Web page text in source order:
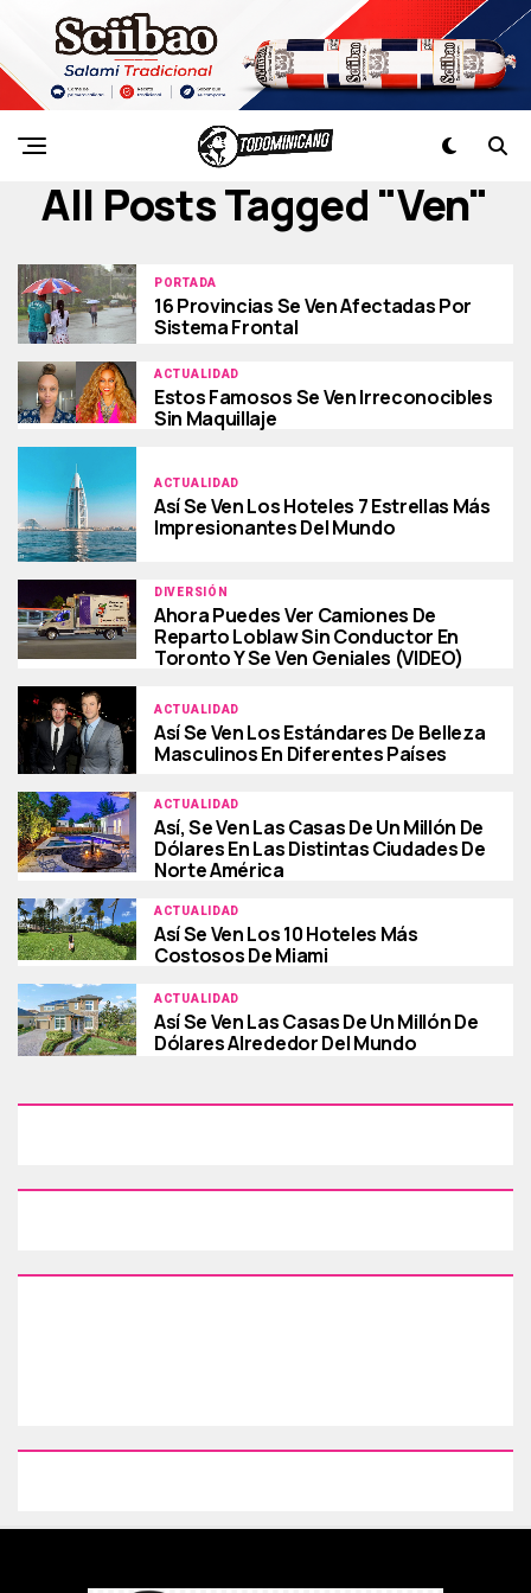
All Posts Tagged "ven"
PORTADA
16 Provincias Se Ven Afectadas Por
Sistema Frontal
ACTUALIDAD
Estos Famosos Se Ven Irreconocibles
Sin Maquillaje
ACTUALIDAD
Así Se Ven Los Hoteles 7 Estrellas Más
Impresionantes Del Mundo
DIVERSIÓN
Ahora Puedes Ver Camiones De
Reparto Loblaw Sin Conductor En
Toronto Y Se Ven Geniales (VIDEO)
ACTUALIDAD
Así Se Ven Los Estándares De Belleza
Masculinos En Diferentes Países
ACTUALIDAD
Así, Se Ven Las Casas De Un Millón De
Dólares En Las Distintas Ciudades De
Norte América
ACTUALIDAD
Así Se Ven Los 10 Hoteles Más
Costosos De Miami
ACTUALIDAD
Así Se Ven Las Casas De Un Millón De
Dólares Alrededor Del Mundo